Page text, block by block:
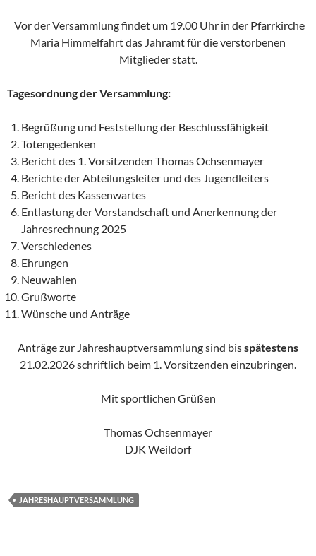
Vor der Versammlung findet um 19.00 Uhr in der Pfarrkirche
Maria Himmelfahrt das Jahramt für die verstorbenen
Mitglieder statt.
Tagesordnung der Versammlung:
Begrüßung und Feststellung der Beschlussfähigkeit
Totengedenken
Bericht des 1. Vorsitzenden Thomas Ochsenmayer
Berichte der Abteilungsleiter und des Jugendleiters
Bericht des Kassenwartes
Entlastung der Vorstandschaft und Anerkennung der
Jahresrechnung 2025
Verschiedenes
Ehrungen
Neuwahlen
Grußworte
Wünsche und Anträge
Anträge zur Jahreshauptversammlung sind bisspätestens
21.02.2026 schriftlich beim 1. Vorsitzenden einzubringen.
Mit sportlichen Grüßen
Thomas Ochsenmayer
DJK Weildorf
JAHRESHAUPTVERSAMMLUNG